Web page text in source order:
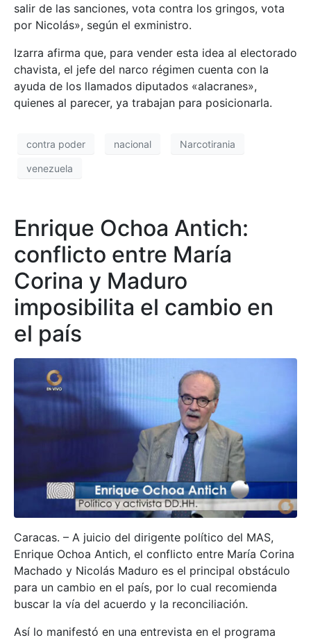
salir de las sanciones, vota contra los gringos, vota
por Nicolás», según el exministro.
Izarra afirma que, para vender esta idea al electorado
chavista, el jefe del narco régimen cuenta con la
ayuda de los llamados diputados «alacranes»,
quienes al parecer, ya trabajan para posicionarla.
contra poder nacional Narcotirania
venezuela
Enrique Ochoa Antich:
conflicto entre María
Corina y Maduro
imposibilita el cambio en
el país
Caracas. – A juicio del dirigente político del MAS,
Enrique Ochoa Antich, el conflicto entre María Corina
Machado y Nicolás Maduro es el principal obstáculo
para un cambio en el país, por lo cual recomienda
buscar la vía del acuerdo y la reconciliación.
Así lo manifestó en una entrevista en el programa